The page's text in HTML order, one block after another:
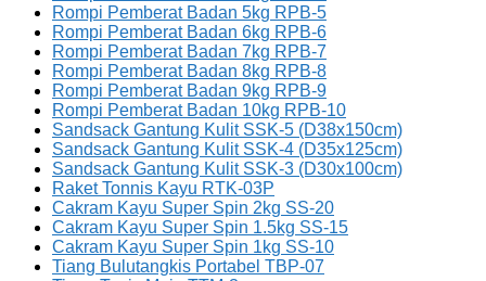
Rompi Pemberat Badan 5kg RPB-5
Rompi Pemberat Badan 6kg RPB-6
Rompi Pemberat Badan 7kg RPB-7
Rompi Pemberat Badan 8kg RPB-8
Rompi Pemberat Badan 9kg RPB-9
Rompi Pemberat Badan 10kg RPB-10
Sandsack Gantung Kulit SSK-5 (D38x150cm)
Sandsack Gantung Kulit SSK-4 (D35x125cm)
Sandsack Gantung Kulit SSK-3 (D30x100cm)
Raket Tonnis Kayu RTK-03P
Cakram Kayu Super Spin 2kg SS-20
Cakram Kayu Super Spin 1.5kg SS-15
Cakram Kayu Super Spin 1kg SS-10
Tiang Bulutangkis Portabel TBP-07